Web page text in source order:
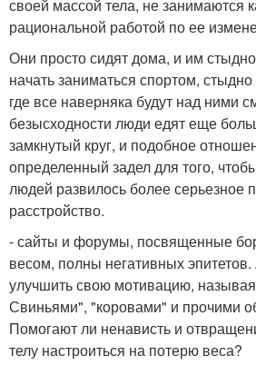
своей массой тела, не занимаются
рациональной работой по ее
Они просто сидят дома, и им
начать заниматься спортом,
где все наверняка будут над ними
безысходности люди едят еще
замкнутый круг, и подобное
определенный задел для того,
людей развилось более серьезное
расстройство.
- сайты и форумы, посвященные
весом, полны негативных
улучшить свою мотивацию,
Свиньями", "коровами" и прочими
Помогают ли ненависть и
телу настроиться на потерю веса?